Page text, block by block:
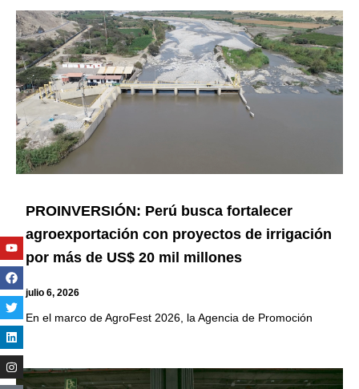
PROINVERSIÓN: Perú busca fortalecer
agroexportación con proyectos de irrigación
por más de US$ 20 mil millones
julio 6, 2026
En el marco de AgroFest 2026, la Agencia de Promoción
Youtube
Facebook
Twitter
Linkedin
Instagram